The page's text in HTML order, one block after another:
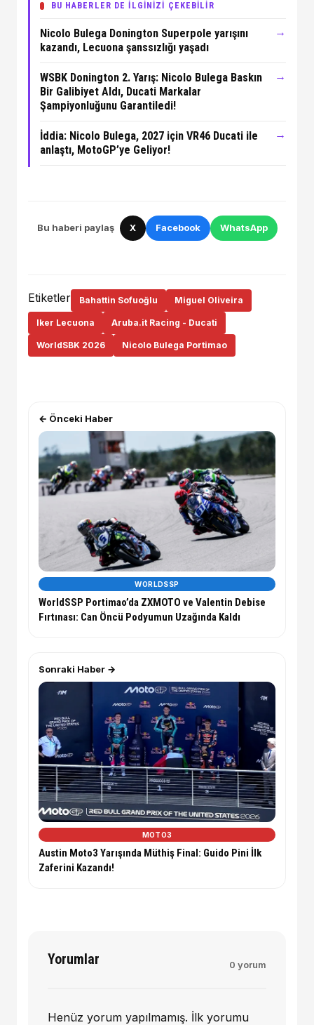
BU HABERLER DE İLGİNİZİ ÇEKEBİLİR
Nicolo Bulega Donington Superpole yarışını
kazandı, Lecuona şanssızlığı yaşadı
→
WSBK Donington 2. Yarış: Nicolo Bulega Baskın
Bir Galibiyet Aldı, Ducati Markalar
Şampiyonluğunu Garantiledi!
→
İddia: Nicolo Bulega, 2027 için VR46 Ducati ile
anlaştı, MotoGP’ye Geliyor!
→
Bu haberi paylaş X Facebook WhatsApp
Etiketler Bahattin Sofuoğlu Miguel Oliveira
Iker Lecuona Aruba.it Racing - Ducati
WorldSBK 2026 Nicolo Bulega Portimao
← Önceki Haber
WORLDSSP
WorldSSP Portimao’da ZXMOTO ve Valentin Debise
Fırtınası: Can Öncü Podyumun Uzağında Kaldı
Sonraki Haber →
MOTO3
Austin Moto3 Yarışında Müthiş Final: Guido Pini İlk
Zaferini Kazandı!
Yorumlar 0 yorum
Henüz yorum yapılmamış. İlk yorumu